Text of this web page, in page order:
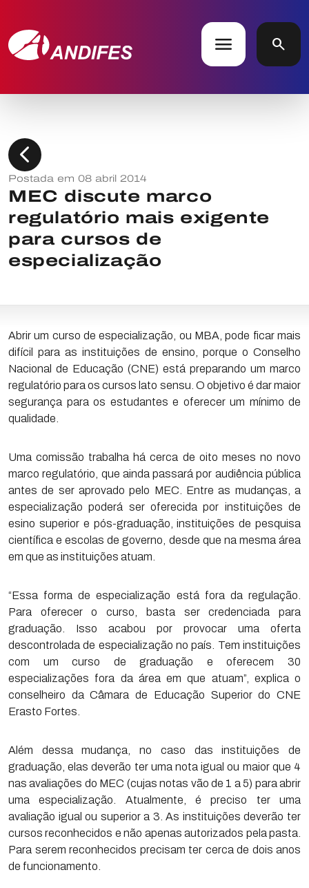
menu search
chevron_left
Postada em 08 abril 2014
MEC discute marco
regulatório mais exigente
para cursos de
especialização
Abrir um curso de especialização, ou MBA, pode ficar mais
difícil para as instituições de ensino, porque o Conselho
Nacional de Educação (CNE) está preparando um marco
regulatório para os cursos lato sensu. O objetivo é dar maior
segurança para os estudantes e oferecer um mínimo de
qualidade.
Uma comissão trabalha há cerca de oito meses no novo
marco regulatório, que ainda passará por audiência pública
antes de ser aprovado pelo MEC. Entre as mudanças, a
especialização poderá ser oferecida por instituições de
esino superior e pós-graduação, instituições de pesquisa
científica e escolas de governo, desde que na mesma área
em que as instituições atuam.
“Essa forma de especialização está fora da regulação.
Para oferecer o curso, basta ser credenciada para
graduação. Isso acabou por provocar uma oferta
descontrolada de especialização no país. Tem instituições
com um curso de graduação e oferecem 30
especializações fora da área em que atuam”, explica o
conselheiro da Câmara de Educação Superior do CNE
Erasto Fortes.
Além dessa mudança, no caso das instituições de
graduação, elas deverão ter uma nota igual ou maior que 4
nas avaliações do MEC (cujas notas vão de 1 a 5) para abrir
uma especialização. Atualmente, é preciso ter uma
avaliação igual ou superior a 3. As instituições deverão ter
cursos reconhecidos e não apenas autorizados pela pasta.
Para serem reconhecidos precisam ter cerca de dois anos
de funcionamento.